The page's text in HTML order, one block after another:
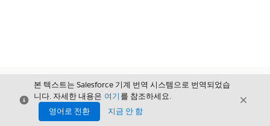
닫기
본 텍스트는 Salesforce 기계 번역 시스템으로 번역되었습
니다. 자세한 내용은 여기 를 참조하세요.
영어로 전환
지금 안 함
닫기